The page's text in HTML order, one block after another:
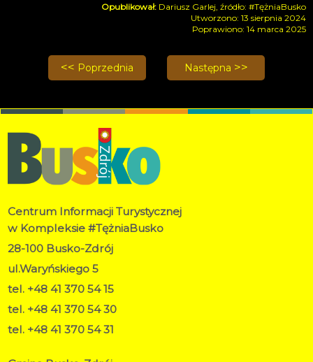
Dariusz Garlej, źródło: #TężniaBusko
Utworzono: 13 sierpnia 2024
Poprawiono: 14 marca 2025
Poprzednia strona: Spektakl "Wesele Starościanki"
Poprzednia Następna strona: Rajd
Następna
Centrum Informacji Turystycznej
w Kompleksie #TężniaBusko
28-100 Busko-Zdrój
ul.Waryńskiego 5
tel. +48 41 370 54 15
tel. +48 41 370 54 30
tel. +48 41 370 54 31